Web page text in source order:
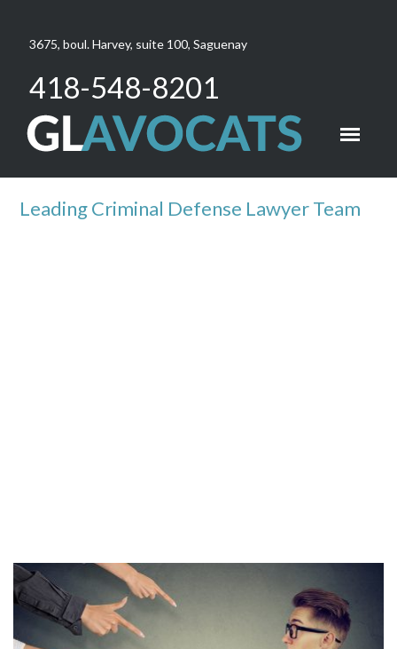
3675, boul. Harvey, suite 100, Saguenay
418-548-8201
Leading Criminal Defense Lawyer Team